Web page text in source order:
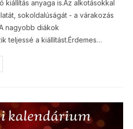
kiállítás anyaga is.Az alkotásokkal
sokoldalúságát - a várakozás
nagyobb diákok
teljessé a kiállítást.Érdemes…